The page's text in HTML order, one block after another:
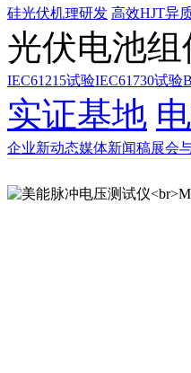
硅光伏机理研发 高效HJT异
光伏电池
IEC61215试验IEC61730试验
实证基地
企业新动态媒体新闻稿展会